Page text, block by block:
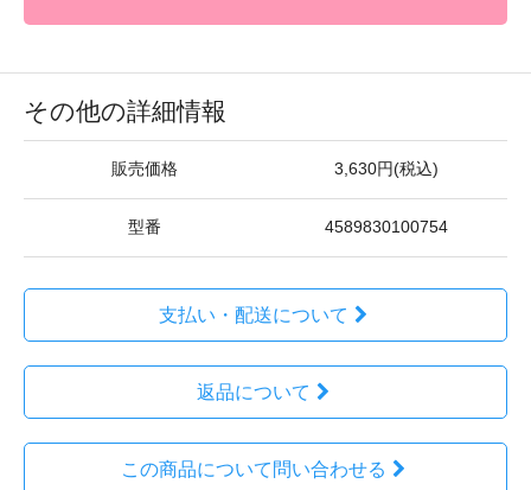
その他の詳細情報
販売価格 3,630円(税込)
型番 4589830100754
支払い・配送について
返品について
この商品について問い合わせる